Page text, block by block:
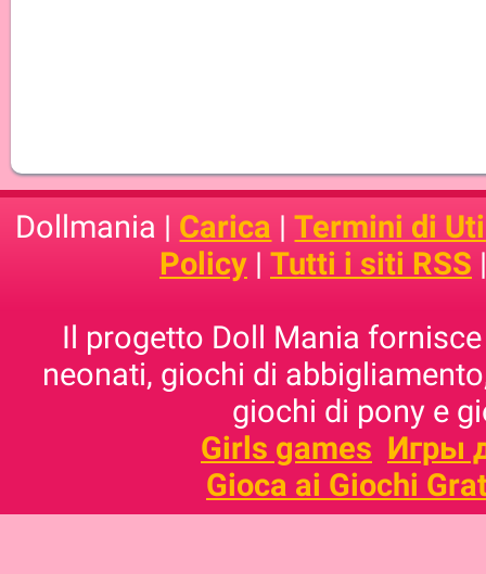
Dollmania | Carica |Termini di
Policy | Tutti i siti RSS
Il progetto Doll Mania
neonati, giochi di
giochi di pony e
Girls games Игры
Gioca ai Giochi